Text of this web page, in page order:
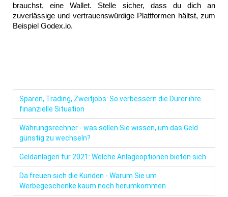
brauchst, eine Wallet. Stelle sicher, dass du dich an
zuverlässige und vertrauenswürdige Plattformen hältst, zum
Beispiel Godex.io.
Sparen, Trading, Zweitjobs: So verbessern die Dürer ihre
finanzielle Situation
Währungsrechner - was sollen Sie wissen, um das Geld
günstig zu wechseln?
Geldanlagen für 2021: Welche Anlageoptionen bieten sich
Da freuen sich die Kunden - Warum Sie um
Werbegeschenke kaum noch herumkommen